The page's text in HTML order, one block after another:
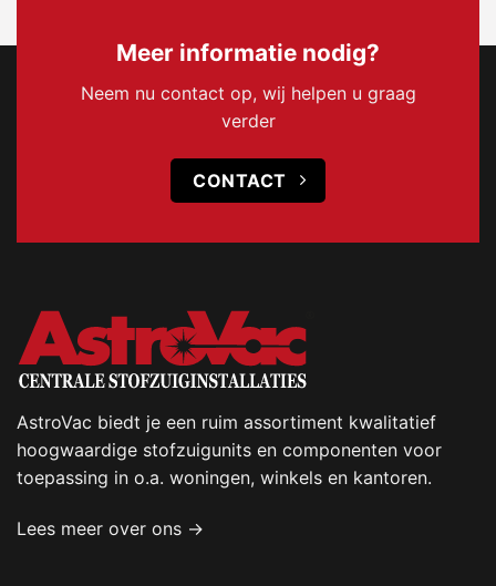
Meer informatie nodig?
Neem nu contact op, wij helpen u graag
verder
CONTACT
AstroVac biedt je een ruim assortiment kwalitatief
hoogwaardige stofzuigunits en componenten voor
toepassing in o.a. woningen, winkels en kantoren.
Lees meer over ons →